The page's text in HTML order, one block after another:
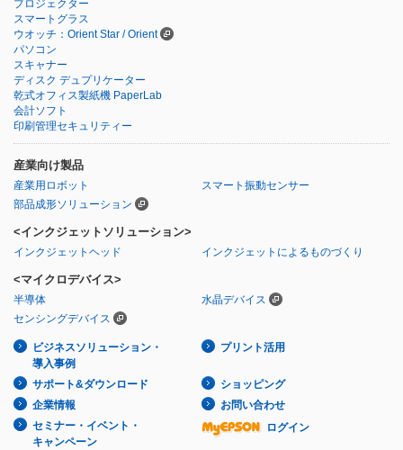
プロジェクター
スマートグラス
ウオッチ：Orient Star / Orient
パソコン
スキャナー
ディスク デュプリケーター
乾式オフィス製紙機 PaperLab
会計ソフト
印刷管理セキュリティー
産業向け製品
産業用ロボット
スマート振動センサー
部品成形ソリューション
<インクジェットソリューション>
インクジェットヘッド インクジェットによるものづくり
<マイクロデバイス>
半導体
水晶デバイス
センシングデバイス
ビジネスソリューション・
導入事例
プリント活用
サポート&ダウンロード
ショッピング
企業情報
お問い合わせ
セミナー・イベント・
キャンペーン
ログイン